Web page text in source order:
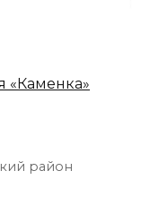
«Каменка»
район